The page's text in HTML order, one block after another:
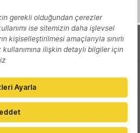
Yazarlar
Reklam